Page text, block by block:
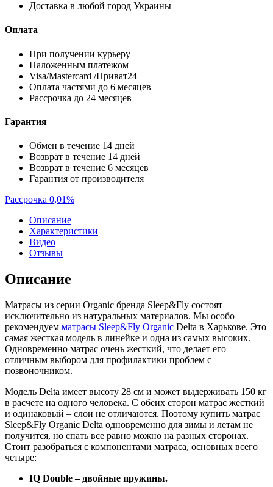
Доставка в любой город Украины
Оплата
При получении курьеру
Наложенным платежом
Visa/Mastercard /Приват24
Оплата частями до 6 месяцев
Рассрочка до 24 месяцев
Гарантия
Обмен в течение 14 дней
Возврат в течение 14 дней
Возврат в течение 6 месяцев
Гарантия от производителя
Рассрочка 0,01%
Описание
Характеристики
Видео
Отзывы
Описание
Матрасы из серии Organic бренда Sleep&Fly состоят
исключительно из натуральных материалов. Мы особо
рекомендуем матрасы Sleep&Fly Organic Delta в Харькове. Это
самая жесткая модель в линейке и одна из самых высоких.
Одновременно матрас очень жесткий, что делает его
отличным выбором для профилактики проблем с
позвоночником.
Модель Delta имеет высоту 28 см и может выдерживать 150 кг
в расчете на одного человека. С обеих сторон матрас жесткий
и одинаковый – слои не отличаются. Поэтому купить матрас
Sleep&Fly Organic Delta одновременно для зимы и летам не
получится, но спать все равно можно на разных сторонах.
Стоит разобраться с компонентами матраса, основных всего
четыре:
IQ Double – двойные пружины.